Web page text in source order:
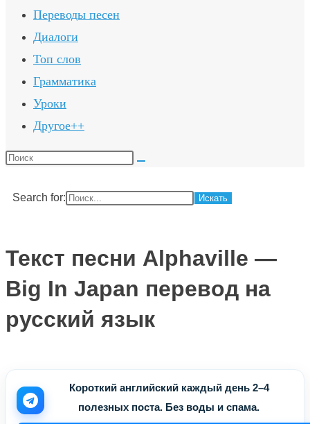
Переводы песен
Диалоги
Топ слов
Грамматика
Уроки
Другое++
Поиск
сайте
Search for:
Текст песни Alphaville —
Big In Japan перевод на
русский язык
Короткий английский каждый день 2–4
полезных поста. Без воды и спама.